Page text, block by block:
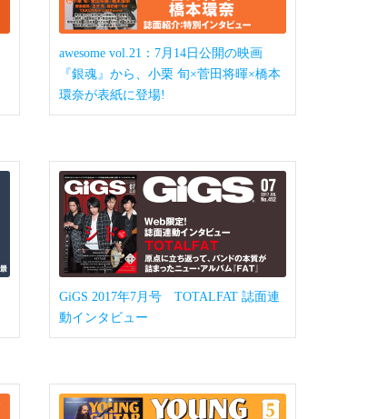
awesome vol.21：7月14日公開の映画
『銀魂』から、小栗 旬×菅田将暉×橋本
環奈が表紙に登場!
GiGS 2017年7月号 TOTALFAT 誌面連
動インタビュー